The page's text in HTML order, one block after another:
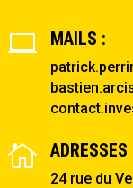
 MAILS :
 ADRESSES
24 rue du